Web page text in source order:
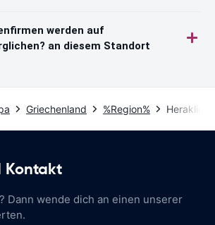
werden auf
an diesem Standort
Griechenland %Region% Heraklion
Kontakt
Dann wende dich an einen unserer